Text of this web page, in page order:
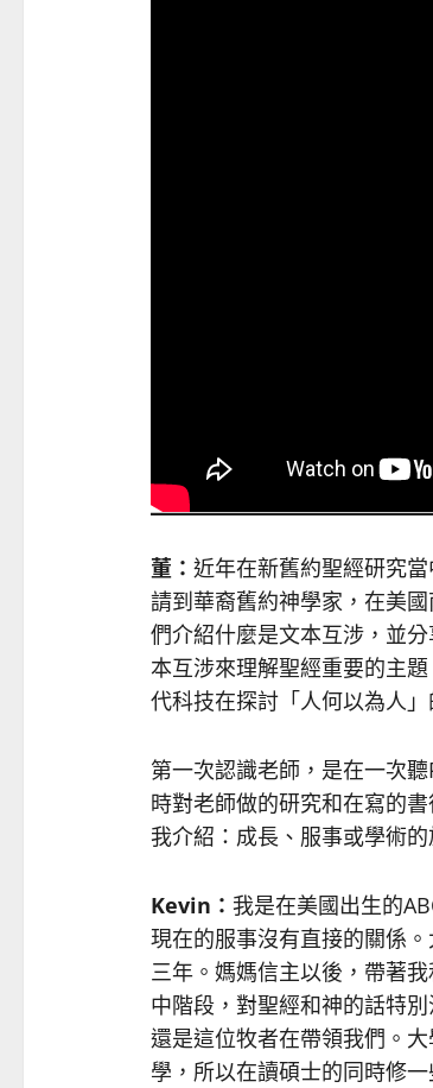
董： 近年在新舊約聖經研究
請到華裔舊約神學家，在美
們介紹什麼是文本互涉，並
本互涉來理解聖經重要的主
代科技在探討「人何以為人
第一次認識老師，是在一次
時對老師做的研究和在寫的
我介紹：成長、服事或學術的
Kevin ： 我是在美國出生的
現在的服事沒有直接的關係
三年。媽媽信主以後，帶著
中階段，對聖經和神的話特
還是這位牧者在帶領我們。
學，所以在讀碩士的同時修